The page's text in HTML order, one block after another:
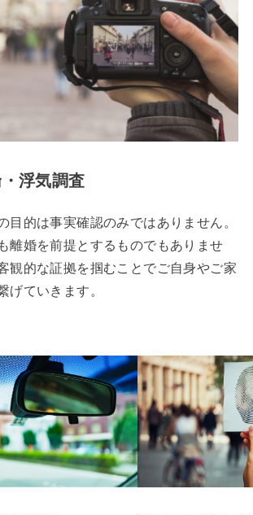
浮気調査
目的は事実確認のみではありません。
離婚を前提とするものでもありませ
観的な証拠を掴むことでご自身やご家
げていきます。